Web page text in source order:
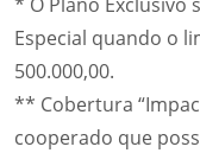
Especial quando o
500.000,00.
** Cobertura
cooperado que